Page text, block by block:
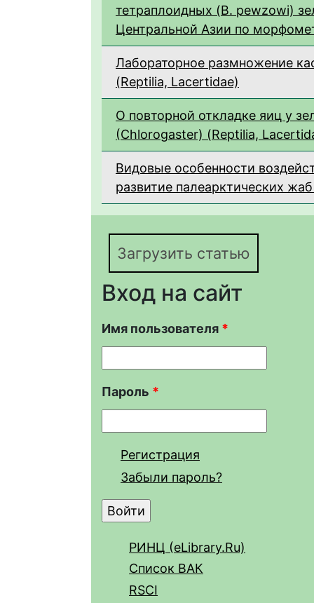
тетраплоидных (B. pewzowi)
Центральной Азии по
Лабораторное размножение
(Reptilia, Lacertidae)
О повторной откладке яиц у
(Chlorogaster) (Reptilia,
Видовые особенности
развитие палеарктических
Загрузить статью
Вход на сайт
Имя пользователя *
Пароль *
Регистрация
Забыли пароль?
РИНЦ (eLibrary.Ru)
Список ВАК
RSCI